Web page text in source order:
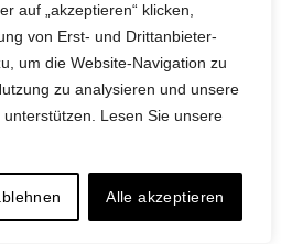
auf „akzeptieren“ klicken,
von Erst- und Drittanbieter-
um die Website-Navigation zu
zu analysieren und unsere
Lesen Sie unsere
Alle akzeptieren
bezüglich des sich auf diese
und der Nutzung. Soweit
ist, ist der Verantwortliche die
Person, über welche diese
wird.
Anwendung) das Hardware-
und verarbeitet werden.
Dienst